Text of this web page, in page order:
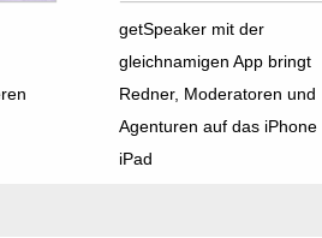
getSpeaker mit der
gleichnamigen App bringt
Redner, Moderatoren und
Agenturen auf das iPhone
iPad